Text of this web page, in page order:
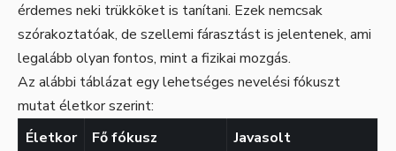
érdemes neki trükköket is tanítani. Ezek nemcsak
szórakoztatóak, de szellemi fárasztást is jelentenek, ami
legalább olyan fontos, mint a fizikai mozgás.
Az alábbi táblázat egy lehetséges nevelési fókuszt
mutat életkor szerint:
Életkor
Fő fókusz
Javasolt